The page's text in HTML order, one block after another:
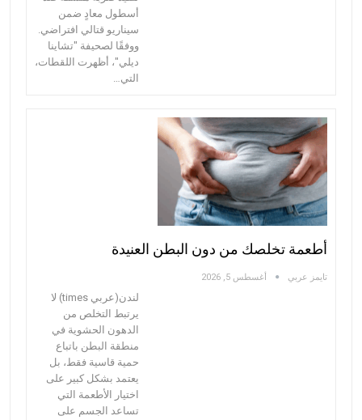
أسطول معادٍ ضمن
سيناريو قتالي افتراضي.
ووفقًا لصحيفة "تشاينا
ديلي"، أظهرت اللقطات،
التي…
أطعمة تخلصك من دون البطن العنيدة
تايمز عربي أغسطس 5, 2026
لندن(عربي times) لا
يرتبط التخلص من
الدهون الحشوية في
منطقة البطن باتباع
حمية قاسية فقط، بل
يعتمد بشكل كبير على
اختيار الأطعمة التي
تساعد الجسم على